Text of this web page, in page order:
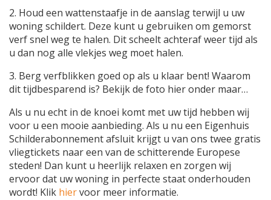
2. Houd een wattenstaafje in de aanslag terwijl u uw
woning schildert. Deze kunt u gebruiken om gemorst
verf snel weg te halen. Dit scheelt achteraf weer tijd als
u dan nog alle vlekjes weg moet halen.
3. Berg verfblikken goed op als u klaar bent! Waarom
dit tijdbesparend is? Bekijk de foto hier onder maar…
Als u nu echt in de knoei komt met uw tijd hebben wij
voor u een mooie aanbieding. Als u nu een Eigenhuis
Schilderabonnement afsluit krijgt u van ons twee gratis
vliegtickets naar een van de schitterende Europese
steden! Dan kunt u heerlijk relaxen en zorgen wij
ervoor dat uw woning in perfecte staat onderhouden
wordt! Klik hiervoor meer informatie.